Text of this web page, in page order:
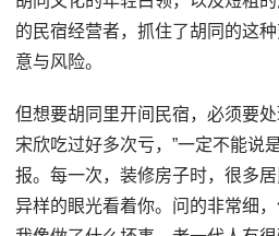
的民宿经营者，抓住了胡同的这
意与风险。
但想要胡同里开间民宿，必须要处
宋欣吃过好多次亏，”一定不能说
报。每一次，装修房子时，很多
异样的眼光看着你。问的非常细